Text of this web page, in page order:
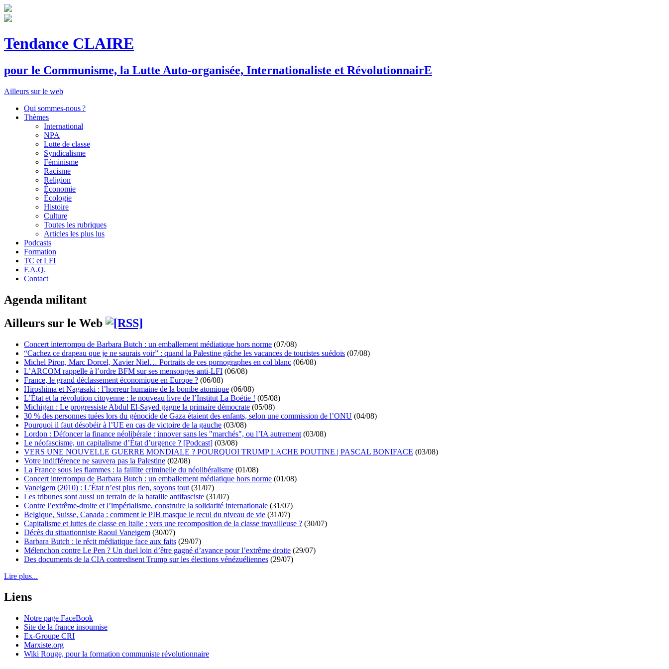
Tendance CLAIRE
pour le Communisme, la Lutte Auto-organisée, Internationaliste et RévolutionnairE
Ailleurs sur le web
Qui sommes-nous ?
Thèmes
International
NPA
Lutte de classe
Syndicalisme
Féminisme
Racisme
Religion
Économie
Écologie
Histoire
Culture
Toutes les rubriques
Articles les plus lus
Podcasts
Formation
TC et LFI
F.A.Q.
Contact
Agenda militant
Ailleurs sur le Web
Concert interrompu de Barbara Butch : un emballement médiatique hors norme (07/08)
“Cachez ce drapeau que je ne saurais voir” : quand la Palestine gâche les vacances de touristes suédois (07/08)
Michel Piron, Marc Dorcel, Xavier Niel… Portraits de ces pornographes en col blanc (06/08)
L’ARCOM rappelle à l’ordre BFM sur ses mensonges anti-LFI (06/08)
France, le grand déclassement économique en Europe ? (06/08)
Hiroshima et Nagasaki : l’horreur humaine de la bombe atomique (06/08)
L’État et la révolution citoyenne : le nouveau livre de l’Institut La Boétie ! (05/08)
Michigan : Le progressiste Abdul El-Sayed gagne la primaire démocrate (05/08)
30 % des personnes tuées lors du génocide de Gaza étaient des enfants, selon une commission de l’ONU (04/08)
Pourquoi il faut désobéir à l’UE en cas de victoire de la gauche (03/08)
Lordon : Défoncer la finance néolibérale : innover sans les "marchés", ou l’IA autrement (03/08)
Le néofascisme, un capitalisme d’État d’urgence ? [Podcast] (03/08)
VERS UNE NOUVELLE GUERRE MONDIALE ? POURQUOI TRUMP LACHE POUTINE | PASCAL BONIFACE (03/08)
Votre indifférence ne sauvera pas la Palestine (02/08)
La France sous les flammes : la faillite criminelle du néolibéralisme (01/08)
Concert interrompu de Barbara Butch : un emballement médiatique hors norme (01/08)
Vaneigem (2010) : L’État n’est plus rien, soyons tout (31/07)
Les tribunes sont aussi un terrain de la bataille antifasciste (31/07)
Contre l’extrême-droite et l’impérialisme, construire la solidarité internationale (31/07)
Belgique, Suisse, Canada : comment le PIB masque le recul du niveau de vie (31/07)
Capitalisme et luttes de classe en Italie : vers une recomposition de la classe travailleuse ? (30/07)
Décès du situationniste Raoul Vaneigem (30/07)
Barbara Butch : le récit médiatique face aux faits (29/07)
Mélenchon contre Le Pen ? Un duel loin d’être gagné d’avance pour l’extrême droite (29/07)
Des documents de la CIA contredisent Trump sur les élections vénézuéliennes (29/07)
Lire plus...
Liens
Notre page FaceBook
Site de la france insoumise
Ex-Groupe CRI
Marxiste.org
Wiki Rouge, pour la formation communiste révolutionnaire